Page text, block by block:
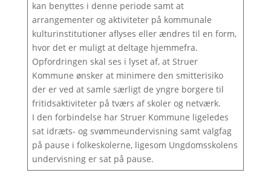
kan benyttes i denne periode samt at
arrangementer og aktiviteter på kommunale
kulturinstitutioner aflyses eller ændres til en form,
hvor det er muligt at deltage hjemmefra.
Opfordringen skal ses i lyset af, at Struer
Kommune ønsker at minimere den smitterisiko
der er ved at samle særligt de yngre borgere til
fritidsaktiviteter på tværs af skoler og netværk.
I den forbindelse har Struer Kommune ligeledes
sat idræts- og svømmeundervisning samt valgfag
på pause i folkeskolerne, ligesom Ungdomsskolens
undervisning er sat på pause.